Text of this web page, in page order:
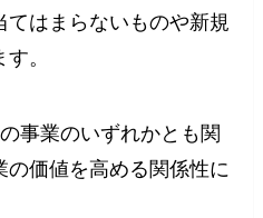
はまらないものや新規
。
事業のいずれかとも関
価値を高める関係性に